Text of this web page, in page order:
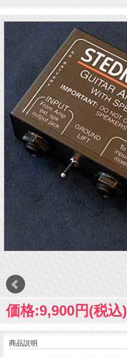
価格:9,900円(税込)
商品説明